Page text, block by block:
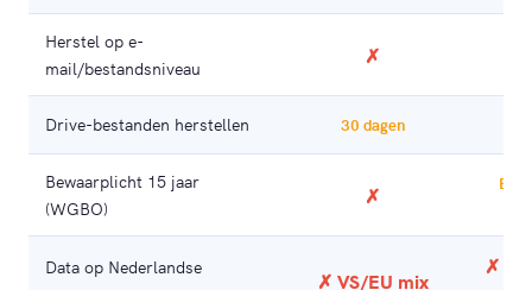
Herstel op e-
mail/bestandsniveau
✗
Drive-bestanden herstellen 30 dagen
Bewaarplicht 15 jaar
(WGBO)
✗
E-
Data op Nederlandse
✗ VS/EU mix
✗